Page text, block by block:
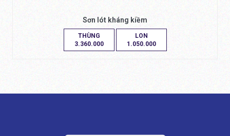
Sơn lót kháng kiềm
THÙNG
3.360.000
LON
1.050.000